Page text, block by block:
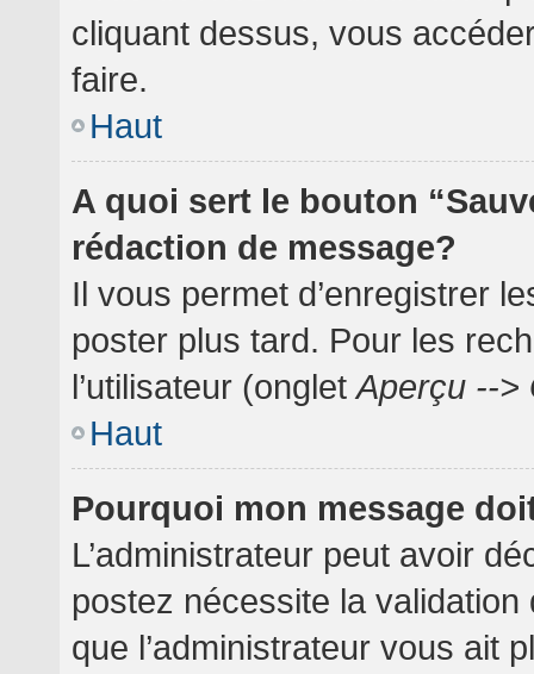
cliquant dessus, vous
faire.
Haut
A quoi sert le bouton
rédaction de message?
Il vous permet d’enregistrer
poster plus tard. Pour les
l’utilisateur (ongletAperçu -->
Haut
Pourquoi mon message
L’administrateur peut avoir
postez nécessite la
que l’administrateur vous ait